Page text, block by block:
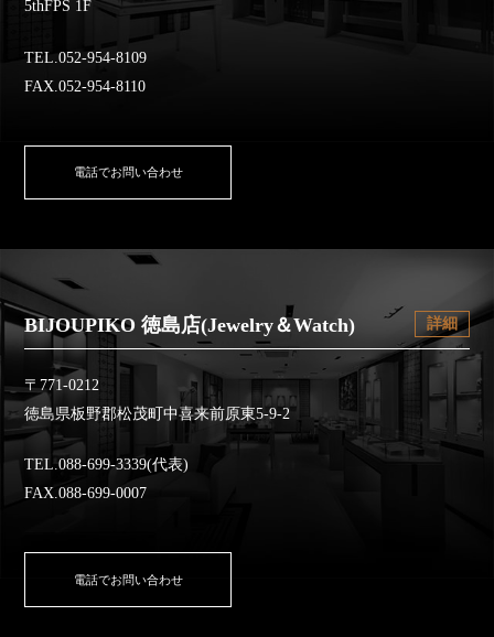
5thFPS 1F
TEL.052-954-8109
FAX.052-954-8110
電話でお問い合わせ
BIJOUPIKO 徳島店(Jewelry＆Watch) 詳細
〒771-0212
徳島県板野郡松茂町中喜来前原東5-9-2
TEL.088-699-3339(代表)
FAX.088-699-0007
電話でお問い合わせ